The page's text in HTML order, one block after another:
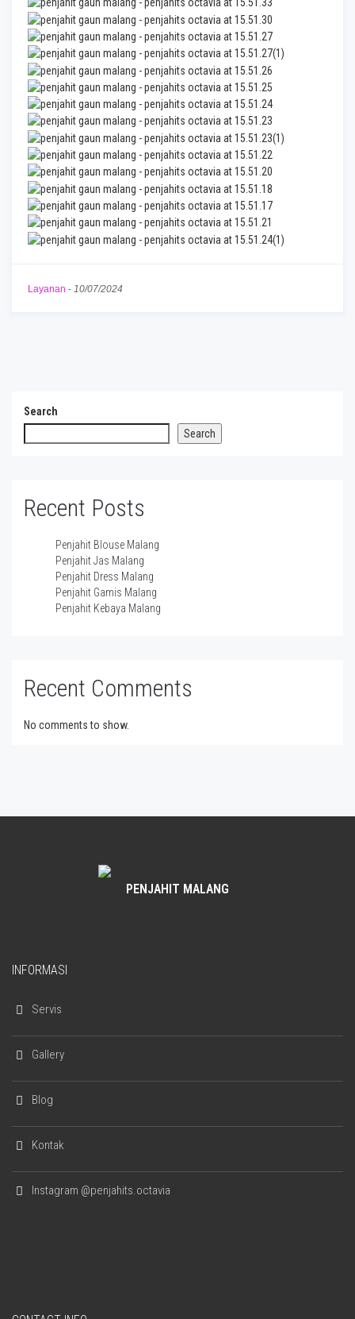
Layanan - 10/07/2024
Search
Search
Recent Posts
Penjahit Blouse Malang
Penjahit Jas Malang
Penjahit Dress Malang
Penjahit Gamis Malang
Penjahit Kebaya Malang
Recent Comments
No comments to show.
PENJAHIT MALANG
INFORMASI
Servis
Gallery
Blog
Kontak
Instagram @penjahits.octavia